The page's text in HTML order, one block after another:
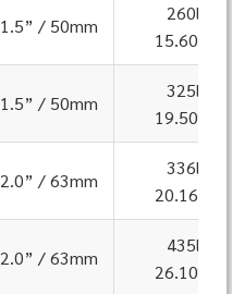
1.5” / 50mm
260lpm
15.60m³/
1.5” / 50mm
325lpm
19.50m³/
2.0” / 63mm
336lpm
20.16m³/
2.0” / 63mm
435lpm
26.10m³/